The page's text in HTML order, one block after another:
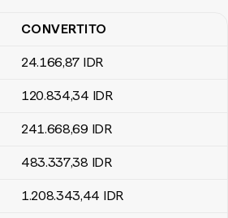
sterline britanniche a rupie indonesiane
CONVERTITO
24.166,87 IDR
120.834,34 IDR
241.668,69 IDR
483.337,38 IDR
1.208.343,44 IDR